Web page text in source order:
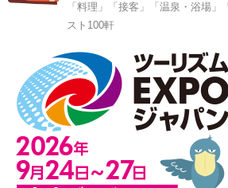
「料理」「接客」「温泉・浴場
スト100軒